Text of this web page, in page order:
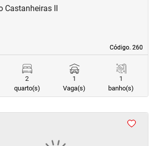
Código. 260
Código. 260
Castanheiras II
2
quarto(s)
1
Vaga(s)
1
banho(s)